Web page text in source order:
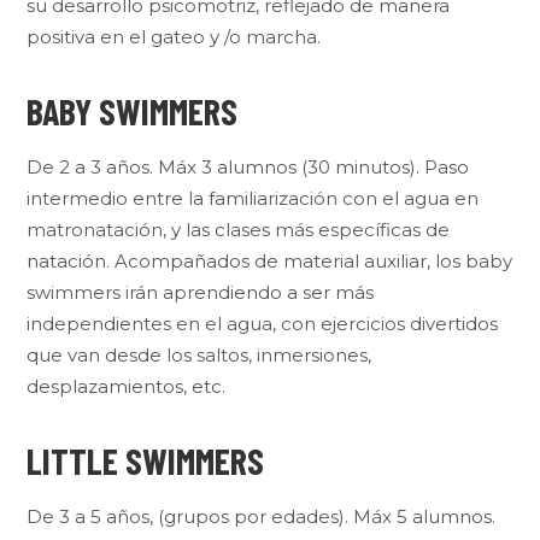
su desarrollo psicomotriz, reflejado de manera
positiva en el gateo y /o marcha.
BABY SWIMMERS
De 2 a 3 años. Máx 3 alumnos (30 minutos). Paso
intermedio entre lafamiliarización con el agua en
matronatación, y las clases más específicas de
natación. Acompañados de material auxiliar, los baby
swimmers irán aprendiendo a ser más
independientes en el agua, con ejercicios divertidos
quevan desde los saltos, inmersiones,
desplazamientos, etc.
LITTLE SWIMMERS
De 3 a 5 años, (grupos por edades). Máx 5 alumnos.